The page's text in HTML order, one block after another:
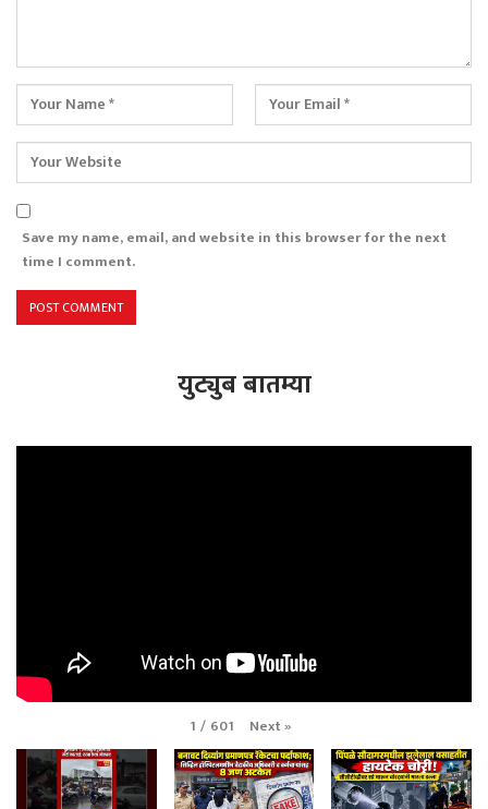
Save my name, email, and website in this browser for the next
time I comment.
युट्युब बातम्या
1 / 601 Next»